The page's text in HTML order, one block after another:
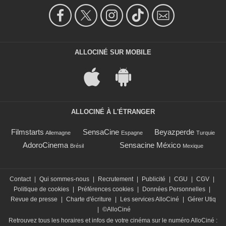
ALLOCINÉ SUR MOBILE
ALLOCINÉ À L'ÉTRANGER
Filmstarts Allemagne SensaCine Espagne Beyazperde Turquie
AdoroCinema Brésil Sensacine México Mexique
Contact Qui sommes-nous Recrutement Publicité CGU CGV
Politique de cookies
Préférences cookies Données Personnelles
Revue de presse
Charte d'écriture Les services AlloCiné
Gérer Utiq
©AlloCiné
Retrouvez tous les horaires et infos de votre cinéma sur le numéro AlloCiné :